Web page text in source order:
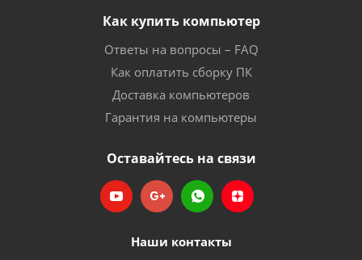
Как купить компьютер
Ответы на вопросы – FAQ
Как оплатить сборку ПК
Доставка компьютеров
Гарантия на компьютеры
Оставайтесь на связи
Наши контакты